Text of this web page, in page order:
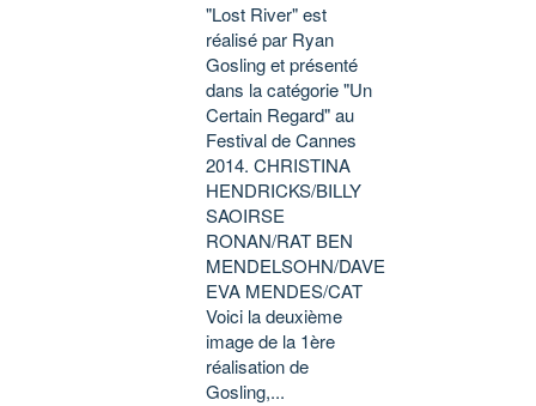
"Lost River" est
réalisé par Ryan
Gosling et présenté
dans la catégorie "Un
Certain Regard" au
Festival de Cannes
2014. CHRISTINA
HENDRICKS/BILLY
SAOIRSE
RONAN/RAT BEN
MENDELSOHN/DAVE
EVA MENDES/CAT
Voici la deuxième
image de la 1ère
réalisation de
Gosling,...